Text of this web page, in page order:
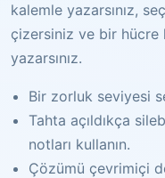
kalemle yazarsınız,
çizersiniz ve bir hücre
yazarsınız.
Bir zorluk seviyesi
Tahta açıldıkça
notları kullanın.
Çözümü çevrimiçi